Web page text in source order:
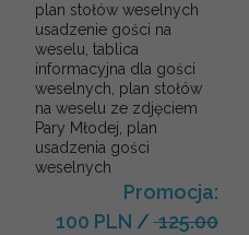
plan stołów weselnych
usadzenie gości na
weselu, tablica
informacyjna dla gości
weselnych, plan stołów
na weselu ze zdjęciem
Pary Młodej, plan
usadzenia gości
weselnych
Promocja:
100 PLN /125.00